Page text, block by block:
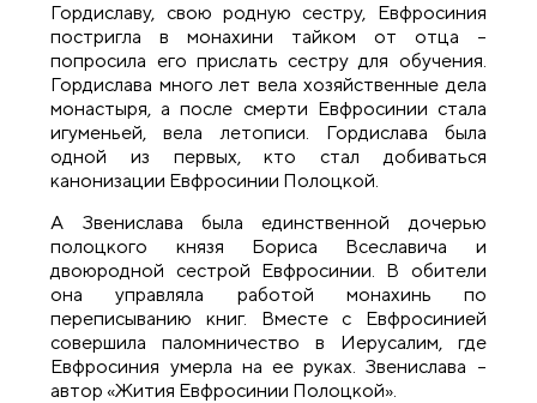
Гордиславу, свою родную сестру, Евфросиния
постригла в монахини тайком от отца –
попросила его прислать сестру для обучения.
Гордислава много лет вела хозяйственные дела
монастыря, а после смерти Евфросинии стала
игуменьей, вела летописи. Гордислава была
одной из первых, кто стал добиваться
канонизации Евфросинии Полоцкой.
А Звенислава была единственной дочерью
полоцкого князя Бориса Всеславича и
двоюродной сестрой Евфросинии. В обители
она управляла работой монахинь по
переписыванию книг. Вместе с Евфросинией
совершила паломничество в Иерусалим, где
Евфросиния умерла на ее руках. Звенислава –
автор «Жития Евфросинии Полоцкой».